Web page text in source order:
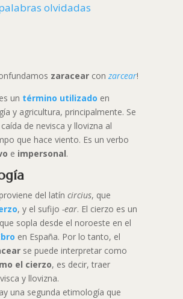
olvidadas
zaracear con zarcear!
es un término utilizado en
y agricultura, principalmente. Se
de nevisca y llovizna al
que hace viento. Es un verbo
e impersonal.
del latín circius, que
, y el sufijo -ear. El cierzo es un
sopla desde el noroeste en el
en España. Por lo tanto, el
se puede interpretar como
el cierzo, es decir, traer
y llovizna.
una segunda etimología que